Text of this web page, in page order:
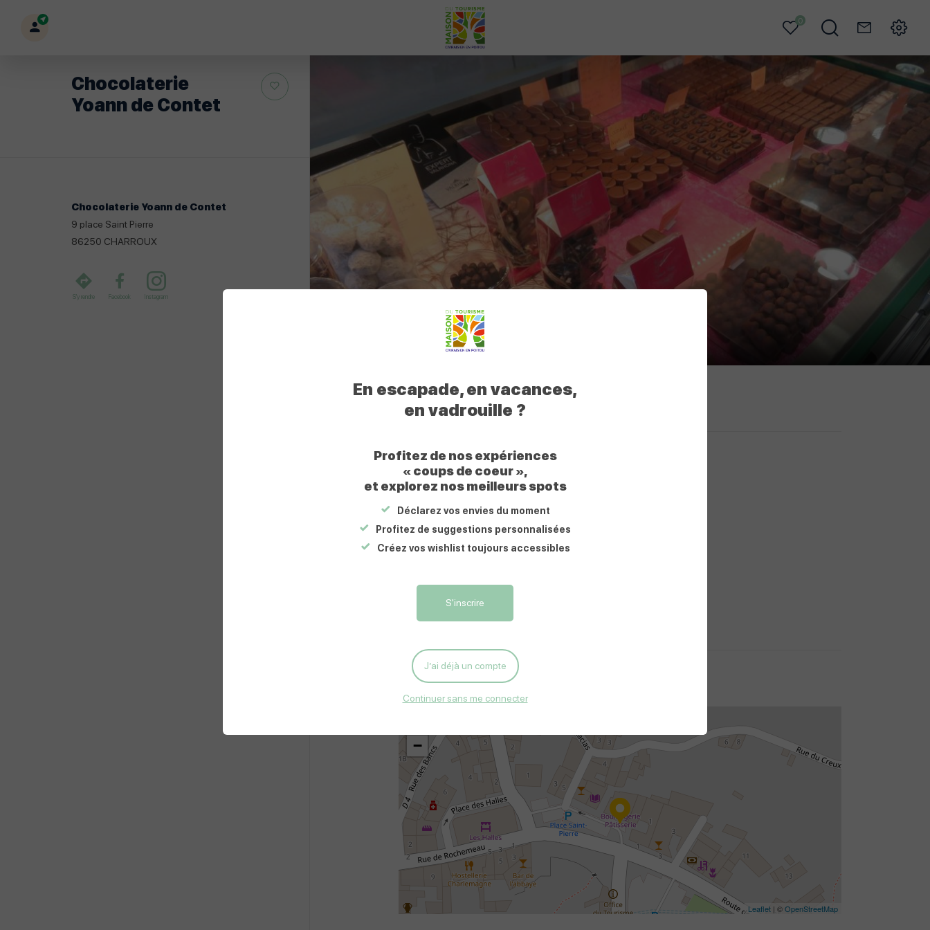
Mon
Votre
Poitou
Mes
0
Je
ContactMenu
Chocolaterie
Yoann de Contet
Chocolaterie Yoann de Contet
9 place Saint Pierre
86250 CHARROUX
S'y rendre Facebook Instagram
Pâtisserie, chocolaterie, glacier et salon de thé.
Prestations
Équipements
Accessible en poussette
Situation
−
Leaflet| ©OpenStreetMap
en
Poitou
En escapade, en vacances,
en vadrouille ?
Profitez de nos expériences
« coups de coeur »,
et explorez nos meilleurs spots
Déclarez vos envies du moment
Profitez de suggestions personnalisées
Créez vos wishlist toujours accessibles
S'inscrire
J’ai déjà un compte
Continuer sans me connecter